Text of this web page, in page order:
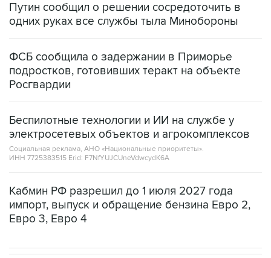
Путин сообщил о решении сосредоточить в
одних руках все службы тыла Минобороны
ФСБ сообщила о задержании в Приморье
подростков, готовивших теракт на объекте
Росгвардии
Беспилотные технологии и ИИ на службе у
электросетевых объектов и агрокомплексов
Социальная реклама, АНО «Национальные приоритеты».
ИНН 7725383515 Erid: F7NfYUJCUneVdwcydK6A
Кабмин РФ разрешил до 1 июля 2027 года
импорт, выпуск и обращение бензина Евро 2,
Евро 3, Евро 4